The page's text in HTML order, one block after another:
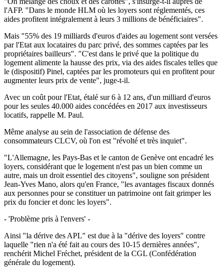
l'AFP. "Dans le monde HLM où les loyers sont réglementés, ces
aides profitent intégralement à leurs 3 millions de bénéficiaires".
Mais "55% des 19 milliards d'euros d'aides au logement sont versées
par l'Etat aux locataires du parc privé, des sommes captées par les
propriétaires bailleurs". "C'est dans le privé que la politique du
logement alimente la hausse des prix, via des aides fiscales telles que
le (dispositif) Pinel, captées par les promoteurs qui en profitent pour
augmenter leurs prix de vente", juge-t-il.
Avec un coût pour l'Etat, étalé sur 6 à 12 ans, d'un milliard d'euros
pour les seules 40.000 aides concédées en 2017 aux investisseurs
locatifs, rappelle M. Paul.
Même analyse au sein de l'association de défense des
consommateurs CLCV, où l'on est "révolté et très inquiet".
"L'Allemagne, les Pays-Bas et le canton de Genève ont encadré les
loyers, considérant que le logement n'est pas un bien comme un
autre, mais un droit essentiel des citoyens", souligne son président
Jean-Yves Mano, alors qu'en France, "les avantages fiscaux donnés
aux personnes pour se constituer un patrimoine ont fait grimper les
prix du foncier et donc les loyers".
- 'Problème pris à l'envers' -
Ainsi "la dérive des APL" est due à la "dérive des loyers" contre
laquelle "rien n'a été fait au cours des 10-15 dernières années",
renchérit Michel Fréchet, président de la CGL (Confédération
générale du logement).